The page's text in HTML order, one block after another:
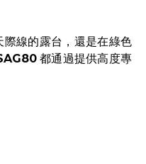
線的露台，還是在綠色
都通過提供高度專